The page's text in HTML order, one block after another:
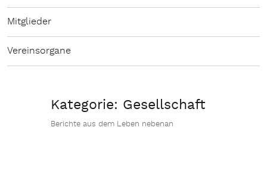
Mitglieder
Vereinsorgane
Kategorie: Gesellschaft
Berichte aus dem Leben nebenan